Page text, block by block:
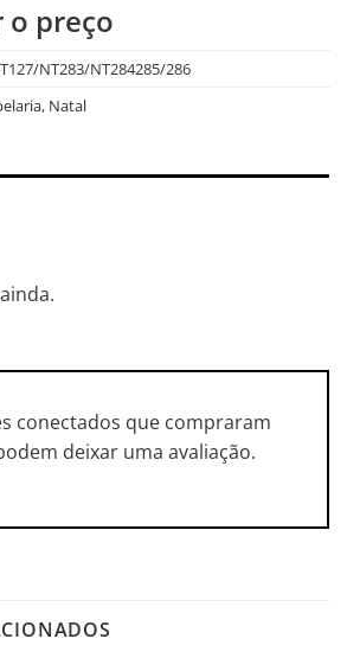
o preço
NT283/NT284285/286
, Natal
conectados que compraram
deixar uma avaliação.